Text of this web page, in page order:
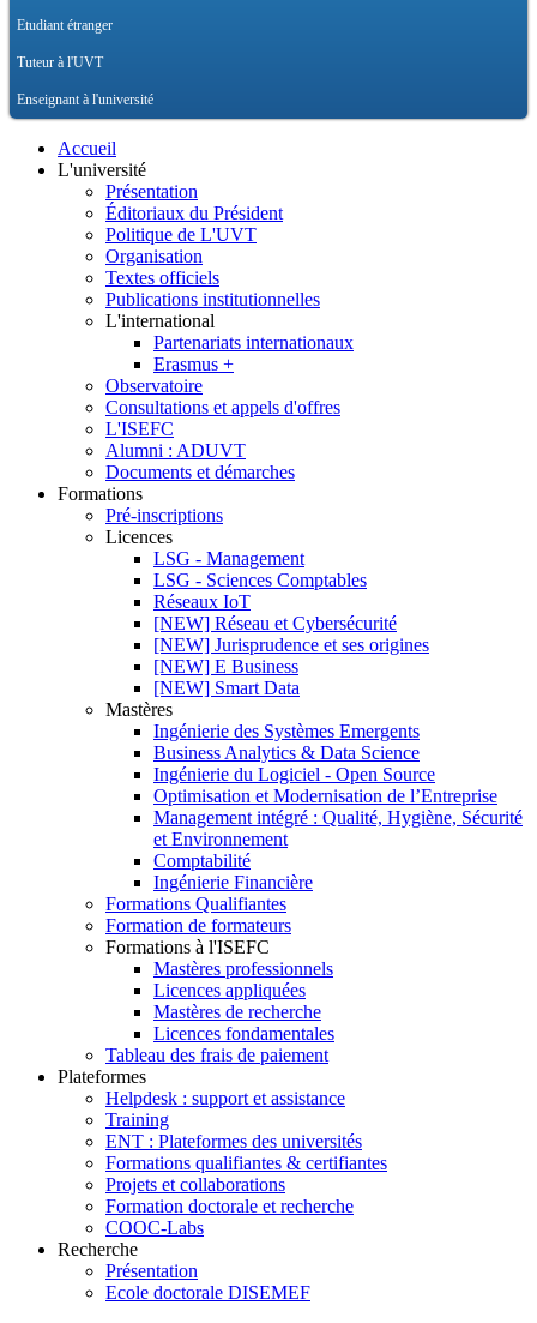
Etudiant étranger
Tuteur à l'UVT
Enseignant à l'université
Accueil
L'université
Présentation
Éditoriaux du Président
Politique de L'UVT
Organisation
Textes officiels
Publications institutionnelles
L'international
Partenariats internationaux
Erasmus +
Observatoire
Consultations et appels d'offres
L'ISEFC
Alumni : ADUVT
Documents et démarches
Formations
Pré-inscriptions
Licences
LSG - Management
LSG - Sciences Comptables
Réseaux IoT
[NEW] Réseau et Cybersécurité
[NEW] Jurisprudence et ses origines
[NEW] E Business
[NEW] Smart Data
Mastères
Ingénierie des Systèmes Emergents
Business Analytics & Data Science
Ingénierie du Logiciel - Open Source
Optimisation et Modernisation de l’Entreprise
Management intégré : Qualité, Hygiène, Sécurité
et Environnement
Comptabilité
Ingénierie Financière
Formations Qualifiantes
Formation de formateurs
Formations à l'ISEFC
Mastères professionnels
Licences appliquées
Mastères de recherche
Licences fondamentales
Tableau des frais de paiement
Plateformes
Helpdesk : support et assistance
Training
ENT : Plateformes des universités
Formations qualifiantes & certifiantes
Projets et collaborations
Formation doctorale et recherche
COOC-Labs
Recherche
Présentation
Ecole doctorale DISEMEF